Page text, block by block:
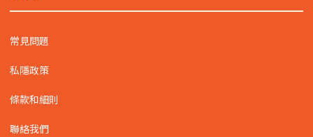
常見問題
私隱政策
條款和細則
聯絡我們